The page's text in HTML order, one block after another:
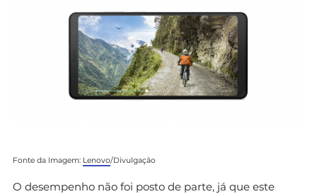
Fonte da Imagem: Lenovo/Divulgação
O desempenho não foi posto de parte, já que este